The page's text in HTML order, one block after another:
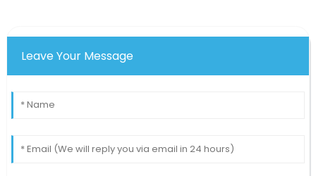
Leave Your Message